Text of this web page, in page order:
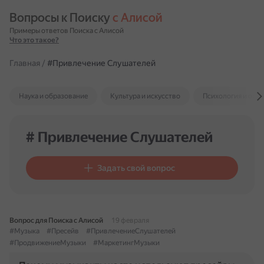
Вопросы к Поиску с Алисой
Примеры ответов Поиска с Алисой
Что это такое?
Главная / #Привлечение Слушателей
Наука и образование Культура и искусство Психология и
# Привлечение Слушателей
Задать свой вопрос
Вопрос для Поиска с Алисой
19 февраля
#Музыка
#Пресейв
#ПривлечениеСлушателей
#ПродвижениеМузыки
#МаркетингМузыки